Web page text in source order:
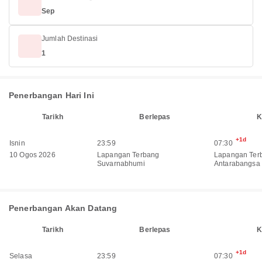
Sep
Jumlah Destinasi
1
Penerbangan Hari Ini
Tarikh Berlepas
Isnin
10 Ogos 2026
23:59
Lapangan Terbang
Suvarnabhumi
07:30 +1d
Lapangan
Antarabangsa
Penerbangan Akan Datang
Tarikh Berlepas
Selasa
23:59
07:30 +1d